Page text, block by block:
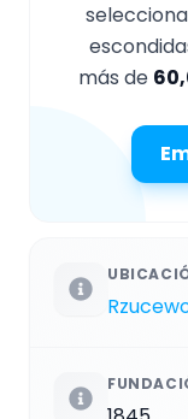
más de